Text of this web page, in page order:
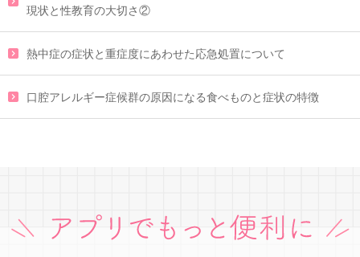
現状と性教育の大切さ②
熱中症の症状と重症度にあわせた応急処置について
口腔アレルギー症候群の原因になる食べものと症状の特徴